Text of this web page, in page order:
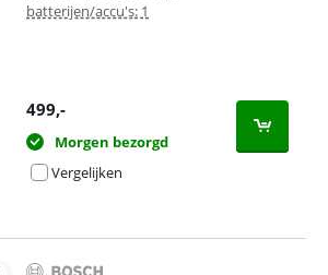
batterijen/accu's: 1
499,-
Morgen bezorgd
Vergelijken